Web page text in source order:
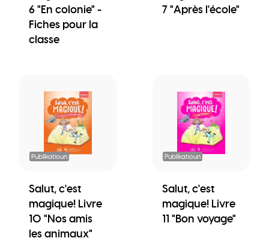
6 "En colonie" -
Fiches pour la
classe
7 "Après l'école"
Publikatioun
Salut, c'est
magique! Livre
10 "Nos amis
les animaux"
Publikatioun
Salut, c'est
magique! Livre
11 "Bon voyage"